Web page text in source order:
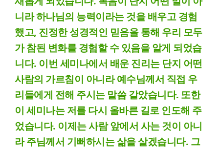
니라 하나님의 능력이라는 것을 배우고 경험
했고, 진정한 성경적인 믿음을 통해 우리 모두
가 참된 변화를 경험할 수 있음을 알게 되었습
니다. 이번 세미나에서 배운 진리는 단지 어떤
사람의 가르침이 아니라 예수님께서 직접 우
리들에게 전해 주시는 말씀 같았습니다. 또한
이 세미나는 저를 다시 올바른 길로 인도해 주
었습니다. 이제는 사람 앞에서 사는 것이 아니
라 주님께서 기뻐하시는 삶을 살겠습니다. 그